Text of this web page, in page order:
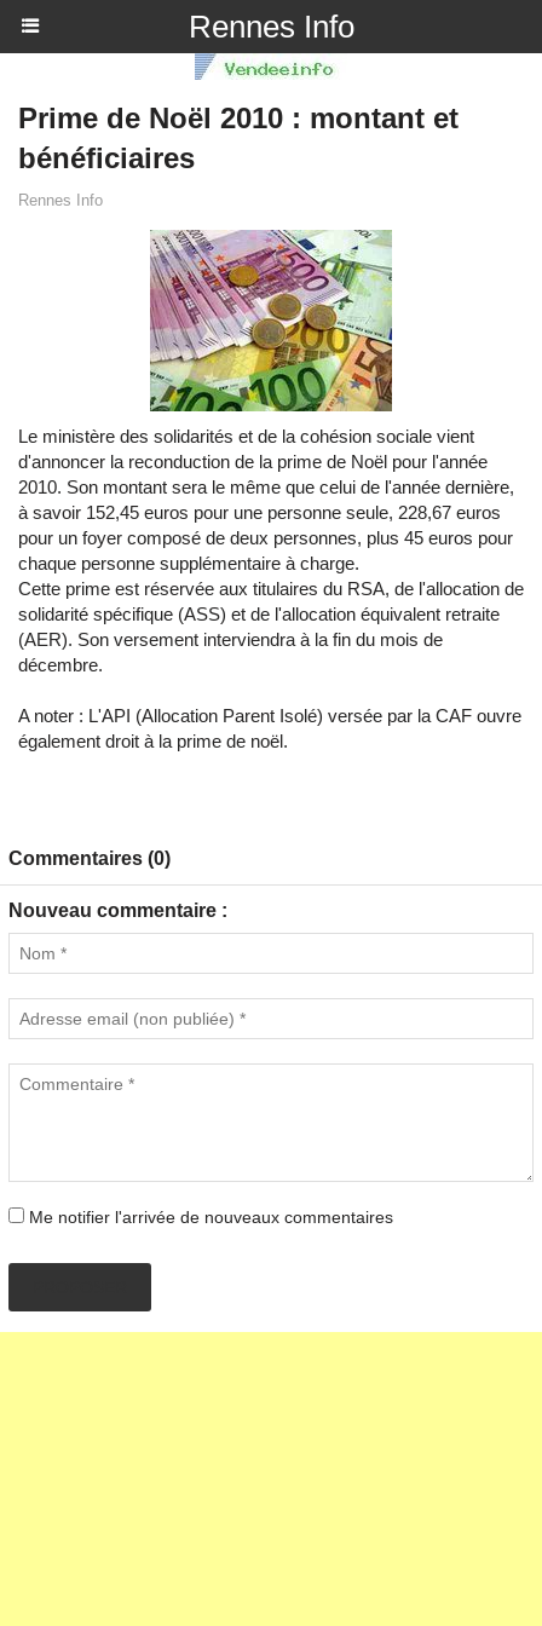
Rennes Info
Prime de Noël 2010 : montant et
bénéficiaires
Rennes Info
Le ministère des solidarités et de la cohésion sociale vient
d'annoncer la reconduction de la prime de Noël pour l'année
2010. Son montant sera le même que celui de l'année dernière,
à savoir 152,45 euros pour une personne seule, 228,67 euros
pour un foyer composé de deux personnes, plus 45 euros pour
chaque personne supplémentaire à charge.
Cette prime est réservée aux titulaires du RSA, de l'allocation de
solidarité spécifique (ASS) et de l'allocation équivalent retraite
(AER). Son versement interviendra à la fin du mois de
décembre.
A noter : L'API (Allocation Parent Isolé) versée par la CAF ouvre
également droit à la prime de noël.
Commentaires (0)
Nouveau commentaire :
Me notifier l'arrivée de nouveaux commentaires